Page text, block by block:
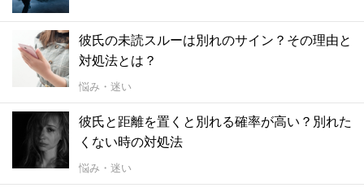
彼氏の未読スルーは別れのサイン？その理由と
対処法とは？
悩み・迷い
彼氏と距離を置くと別れる確率が高い？別れた
くない時の対処法
悩み・迷い